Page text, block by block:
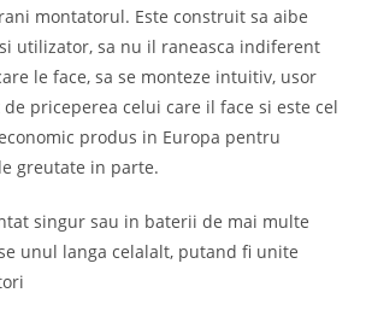
montatorul. Este construit sa aibe
utilizator, sa nu il raneasca indiferent
le face, sa se monteze intuitiv, usor
priceperea celui care il face si este cel
produs in Europa pentru
greutate in parte.
singur sau in baterii de mai multe
unul langa celalalt, putand fi unite